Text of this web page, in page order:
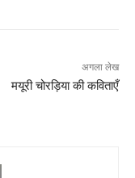
अगला लेख
मयूरी चोरड़िया की कविताएँ